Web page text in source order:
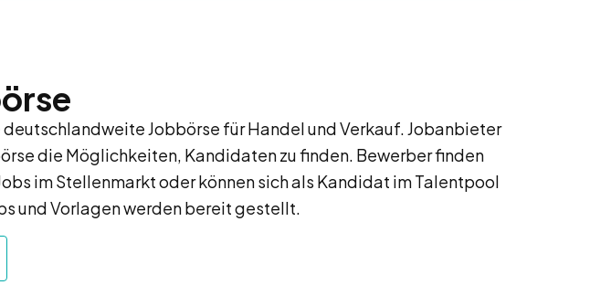
deutschlandweite Jobbörse für Handel und Verkauf. Jobanbieter
die Möglichkeiten, Kandidaten zu finden. Bewerber finden
im Stellenmarkt oder können sich als Kandidat im Talentpool
und Vorlagen werden bereit gestellt.